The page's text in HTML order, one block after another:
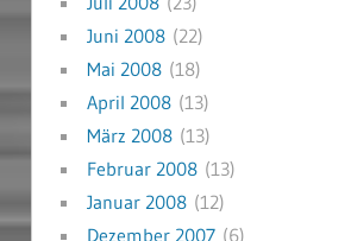
Juni 2008(22)
Mai 2008(18)
April 2008(13)
März 2008(13)
Februar 2008(13)
Januar 2008(12)
Dezember 2007(6)